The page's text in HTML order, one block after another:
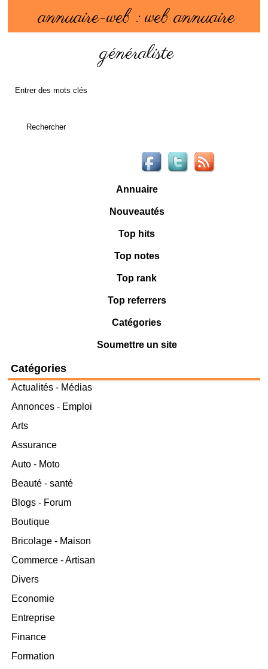
annuaire-web : web annuaire
généraliste
Annuaire
Nouveautés
Top hits
Top notes
Top rank
Top referrers
Catégories
Soumettre un site
Catégories
Actualités - Médias
Annonces - Emploi
Arts
Assurance
Auto - Moto
Beauté - santé
Blogs - Forum
Boutique
Bricolage - Maison
Commerce - Artisan
Divers
Economie
Entreprise
Finance
Formation